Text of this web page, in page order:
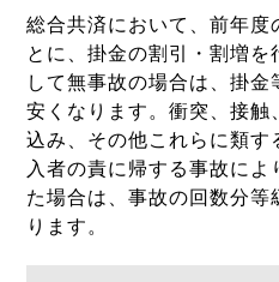
総合共済において、前年度
とに、掛金の割引・割増
して無事故の場合は、掛
安くなります。衝突、接触
込み、その他これらに類す
入者の責に帰する事故に
た場合は、事故の回数分等
ります。